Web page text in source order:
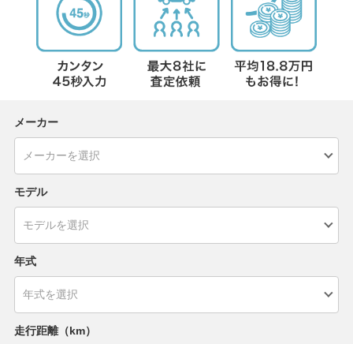
メーカー
モデル
年式
走行距離（km）